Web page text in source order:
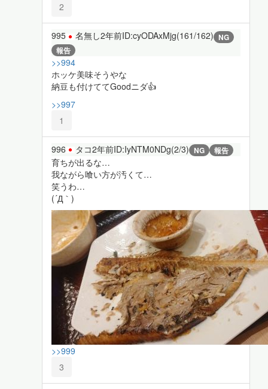
2
995 名無し2年前ID:cyODAxMjg(161/162) NG
報告
>>994
ホッケ美味そうやな
納豆も付けててGoodニダ👍
>>997
1
996 タコ2年前ID:IyNTM0NDg(2/3) NG 報告
育ちが出るな…
我ながら喰い方が汚くて…
笑うわ…
(´Д｀)
>>999
3